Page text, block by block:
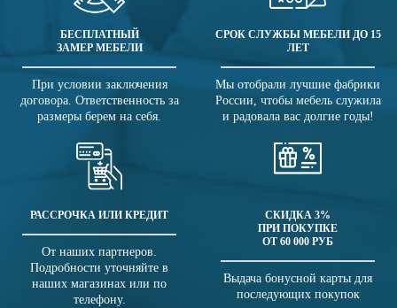
БЕСПЛАТНЫЙ
ЗАМЕР МЕБЕЛИ
При условии заключения
договора. Ответственность за
размеры берем на себя.
СРОК СЛУЖБЫ МЕБЕЛИ ДО 15
ЛЕТ
Мы отобрали лучшие фабрики
России, чтобы мебель служила
и радовала вас долгие годы!
РАССРОЧКА ИЛИ КРЕДИТ
От наших партнеров.
Подробности уточняйте в
наших магазинах или по
телефону.
СКИДКА 3%
ПРИ ПОКУПКЕ
ОТ 60 000 РУБ
Выдача бонусной карты для
последующих покупок